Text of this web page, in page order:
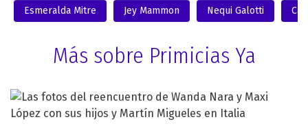
Esmeralda Mitre Jey Mammon Nequi Galotti
Más sobre Primicias Ya